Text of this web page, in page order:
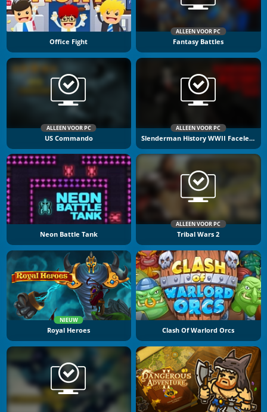
Office Fight
ALLEEN VOOR PC
Fantasy Battles
ALLEEN VOOR PC
US Commando
ALLEEN VOOR PC
Slenderman History WWII Faceless Horror
Neon Battle Tank
ALLEEN VOOR PC
Tribal Wars 2
NIEUW
Royal Heroes Clash Of Warlord Orcs